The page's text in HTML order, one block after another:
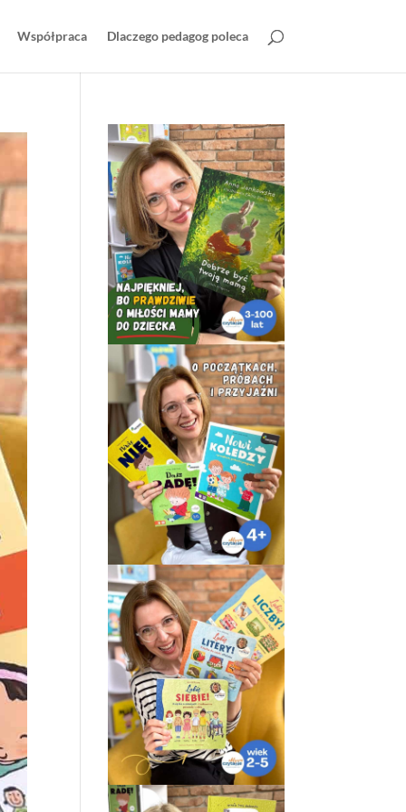
Współpraca Dlaczego pedagog poleca